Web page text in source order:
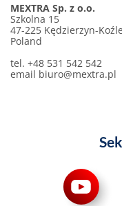
MEXTRA Sp. z o.o.
Szkolna 15
47-225 Kędzierzyn-Koźle
Poland
tel. +48 531 542 542
email biuro@mextra.pl